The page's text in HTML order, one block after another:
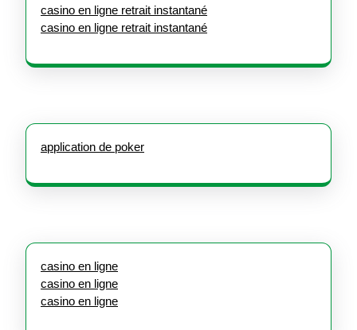
casino en ligne retrait instantané
casino en ligne retrait instantané
application de poker
casino en ligne
casino en ligne
casino en ligne